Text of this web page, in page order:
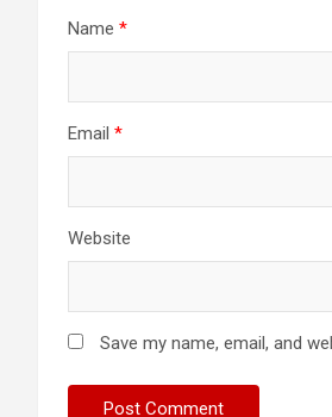
Name *
Email *
Website
Save my name, email, and